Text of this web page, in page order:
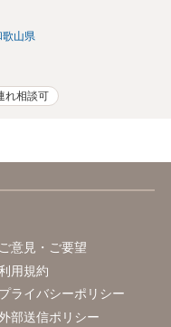
歌山県
れ相談可
ご意見・ご要望
用規約
プライバシーポリシー
部送信ポリシー